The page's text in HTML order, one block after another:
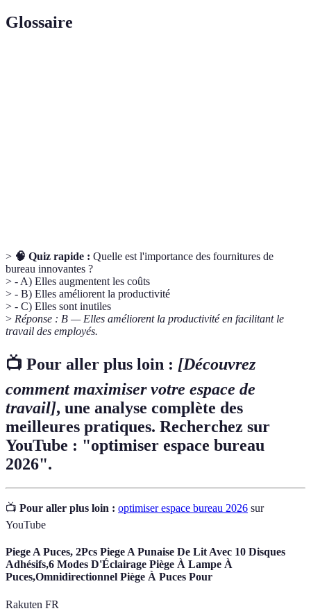
Glossaire
> 🧠 Quiz rapide : Quelle est l'importance des fournitures de
bureau innovantes ?
> - A) Elles augmentent les coûts
> - B) Elles améliorent la productivité
> - C) Elles sont inutiles
> Réponse : B — Elles améliorent la productivité en facilitant le
travail des employés.
📺 Pour aller plus loin : [Découvrez
comment maximiser votre espace de
travail], une analyse complète des
meilleures pratiques. Recherchez sur
YouTube : "optimiser espace bureau
2026".
📺 Pour aller plus loin : optimiser espace bureau 2026 sur
YouTube
Piege A Puces, 2Pcs Piege A Punaise De Lit Avec 10 Disques
Adhésifs,6 Modes D'Éclairage Piège À Lampe À
Puces,Omnidirectionnel Piège À Puces Pour
Rakuten FR